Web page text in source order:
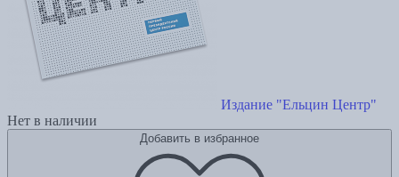
Издание "Ельцин Центр"
Нет в наличии
Добавить в избранное